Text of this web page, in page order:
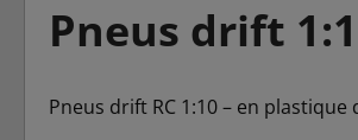
Pneus drift
Pneus drift RC 1:10 – en